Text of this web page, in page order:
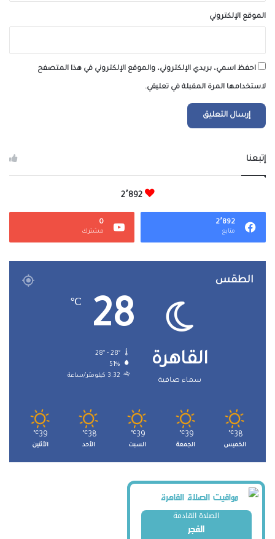
الموقع الإلكتروني
احفظ اسمي، بريدي الإلكتروني، والموقع الإلكتروني في هذا المتصفح
لاستخدامها المرة المقبلة في تعليقي.
إتبعنا
2٬892
2٬892
متابع
0
مشترك
الطقس
القاهرة
سماء صافية
28
℃
28º - 28º
51%
3.32 كيلومتر/ساعة
38
℃
الخميس
39
℃
الجمعة
39
℃
السبت
38
℃
الأحد
39
℃
الأثنين